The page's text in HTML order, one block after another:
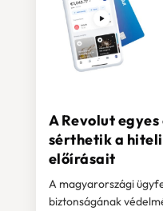
A Revolut
sérthetik a
előírásait
A magyarországi
biztonságának